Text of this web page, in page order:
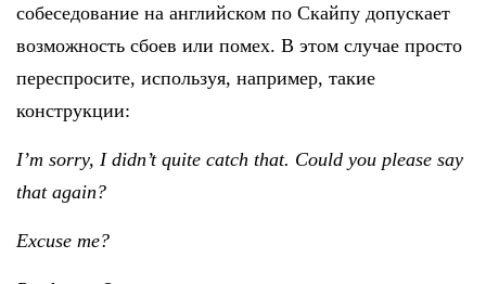
собеседование на английском по Скайпу допускает
возможность сбоев или помех. В этом случае просто
переспросите, используя, например, такие
конструкции:
I’m sorry, I didn’t quite catch that. Could you please say
that again?
Excuse me?